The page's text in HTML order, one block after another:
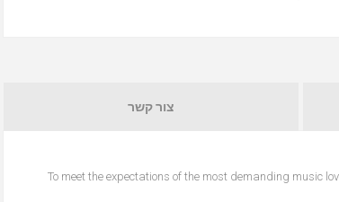
צור קשר
To meet the expectations of the most demanding music